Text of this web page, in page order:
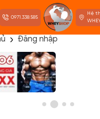
PHẨM
0971.338.585
Hệ
Đăng nhập